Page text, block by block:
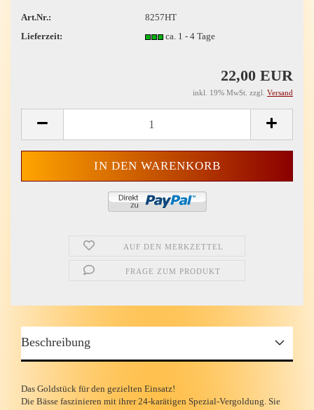
Art.Nr.:
8257HT
Lieferzeit:
ca. 1 - 4 Tage
22,00 EUR
inkl. 19% MwSt. zzgl. Versand
AUF DEN MERKZETTEL
FRAGE ZUM PRODUKT
Beschreibung
Das Goldstück für den gezielten Einsatz!
Die Bässe faszinieren mit ihrer 24-karätigen Spezial-Vergoldung. Sie